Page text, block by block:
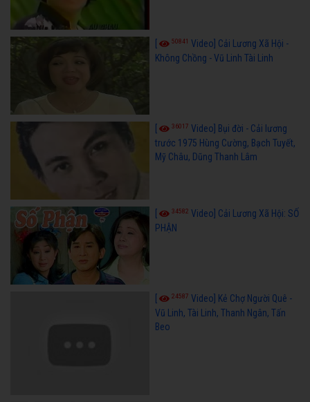
50841 Video] Cải Lương Xã Hội -
Không Chồng - Vũ Linh Tài Linh
36017 Video] Bụi đời - Cải lương
trước 1975 Hùng Cường, Bạch Tuyết,
Mỹ Châu, Dũng Thanh Lâm
34582 Video] Cải Lương Xã Hội: SỐ
PHẬN
[ 24587 Video] Kẻ Chợ Người Quê -
Vũ Linh, Tài Linh, Thanh Ngân, Tấn
Beo